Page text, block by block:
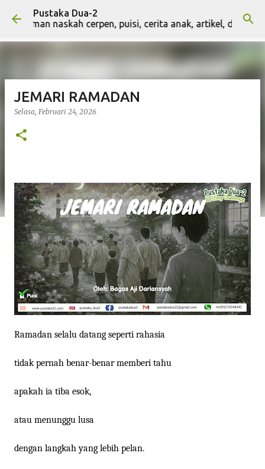
Langsung ke konten utama
Pustaka Dua-2
naskah cerpen, puisi, cerita anak, artikel, dan naskah
JEMARI RAMADAN
Selasa, Februari 24, 2026
Ramadan selalu datang seperti rahasia
tidak pernah benar-benar memberi tahu
apakah ia tiba esok,
atau menunggu lusa
dengan langkah yang lebih pelan.